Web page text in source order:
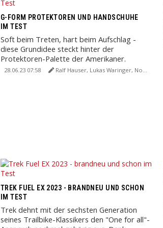
G-FORM PROTEKTOREN UND HANDSCHUHE
IM TEST
Soft beim Treten, hart beim Aufschlag -
diese Grundidee steckt hinter der
Protektoren-Palette der Amerikaner.
SmartFlex nennt G-Form die zugehörige ...
28.06.23 07:58 Ralf Hauser, Lukas Waringer, NoMan
TREK FUEL EX 2023 - BRANDNEU UND SCHON
IM TEST
Trek dehnt mit der sechsten Generation
seines Trailbike-Klassikers den "One for all"-